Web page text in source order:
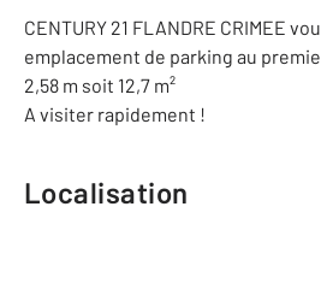
CENTURY 21 FLANDRE CRIMEE
emplacement de parking au
2,58 m soit 12,7 m²
A visiter rapidement !
Localisation